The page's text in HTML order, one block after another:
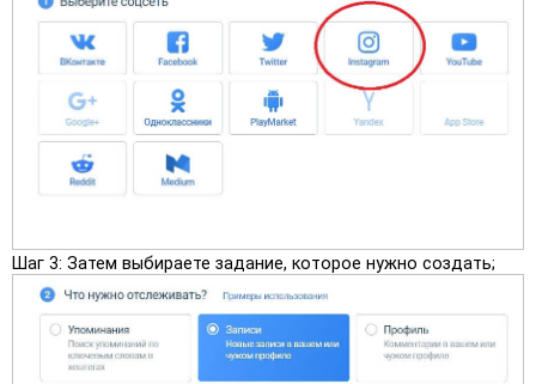
Шаг 3: Затем выбираете задание, которое нужно создать;